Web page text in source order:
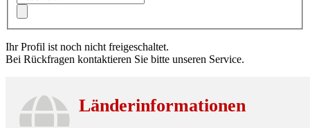
Ihr Profil ist noch nicht freigeschaltet.
Bei Rückfragen kontaktieren Sie bitte unseren Service.
Länderinformationen